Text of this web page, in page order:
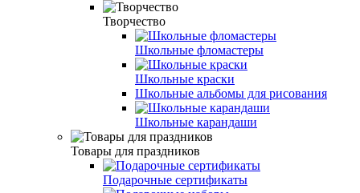
Творчество
Школьные фломастеры
Школьные краски
Школьные альбомы для рисования
Школьные карандаши
Товары для праздников
Подарочные сертификаты